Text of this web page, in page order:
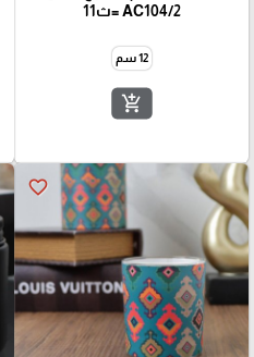
AC104/2 =ث11
12 سم
add_shopping_cart
favorite_border